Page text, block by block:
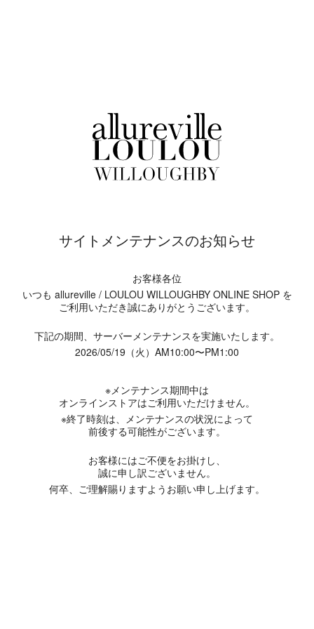
サイトメンテナンスのお知らせ
お客様各位
いつも allureville / LOULOU WILLOUGHBY ONLINE SHOP を
ご利用いただき誠にありがとうございます。
下記の期間、サーバーメンテナンスを実施いたします。
2026/05/19（火）AM10:00〜PM1:00
※メンテナンス期間中は
オンラインストアはご利用いただけません。
※終了時刻は、メンテナンスの状況によって
前後する可能性がございます。
お客様にはご不便をお掛けし、
誠に申し訳ございません。
何卒、ご理解賜りますようお願い申し上げます。